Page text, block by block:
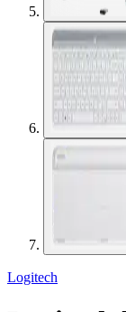
Logitech